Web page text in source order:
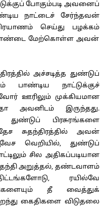
போகும்படி அவனைப்
நாட்டைச் சேர்ந்தவன்
செய்து பழக்கம்
மேற்கொள்ள அவன்
அச்சடித்த துண்டுப்
பாண்டிய நாட்டுக்குச்
ஊரிலும் முக்கியமான
அவனிடம் இருந்தது.
துண்டுப் பிரசுரங்களை
சுதந்திரத்தில் அவன்
வெறியில், துண்டுப்
சில அதிகப்படியான
அறுத்தல், தண்டவாளம்
ரயில்வே
தீ வைத்துக்
கைதிகளை விடுதலை